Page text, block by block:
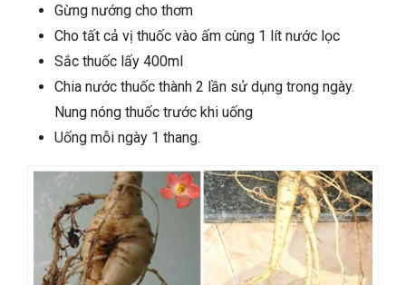
Gừng nướng cho thơm
Cho tất cả vị thuốc vào ấm cùng 1 lít nước lọc
Sắc thuốc lấy 400ml
Chia nước thuốc thành 2 lần sử dụng trong ngày.
Nung nóng thuốc trước khi uống
Uống mỗi ngày 1 thang.